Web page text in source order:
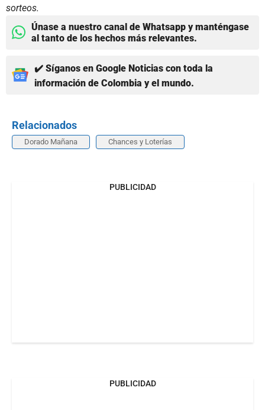
sorteos.
Únase a nuestro canal de Whatsapp y manténgase
al tanto de los hechos más relevantes.
✔️ Síganos en Google Noticias con toda la
información de Colombia y el mundo.
Relacionados
Dorado Mañana Chances y Loterías
PUBLICIDAD
PUBLICIDAD